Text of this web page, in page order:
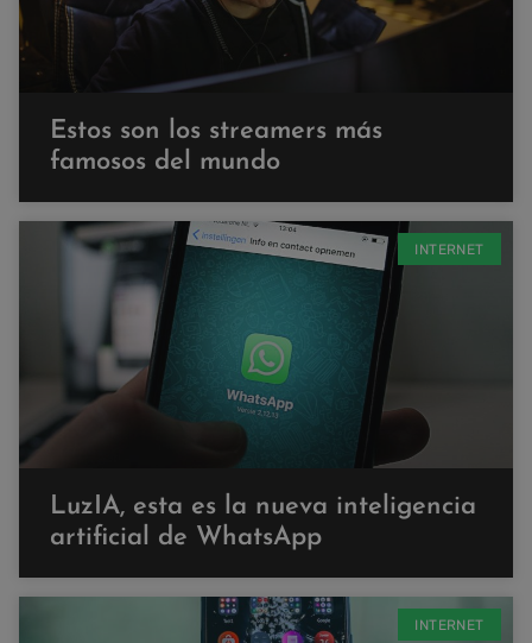
Estos son los streamers más
famosos del mundo
INTERNET
LuzIA, esta es la nueva inteligencia
artificial de WhatsApp
INTERNET